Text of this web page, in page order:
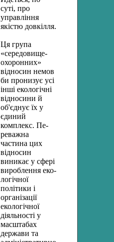
суті, про
управління
якістю довкілля.
Ця група
«середовище-
охоронних»
відносин немов
би пронизує усі
інші екологічні
відносини й
об'єднує їх у
єдиний
комплекс. Пе­
реважна
частина цих
відносин
виникає у сфері
вироблення еко­
логічної
політики і
організації
екологічної
діяльності у
масштабах
держави та